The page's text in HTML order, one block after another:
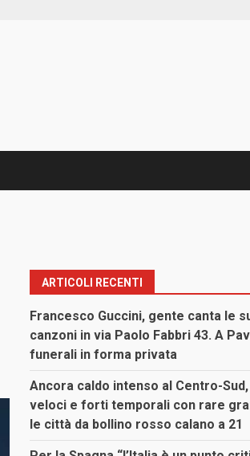
ARTICOLI RECENTI
Francesco Guccini, gente canta le
canzoni in via Paolo Fabbri 43. A
funerali in forma privata
Ancora caldo intenso al Centro-
veloci e forti temporali con rare
le città da bollino rosso calano a 21